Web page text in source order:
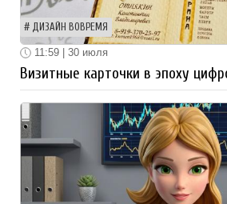
ДИЗАЙН ВОВРЕМЯ
11:59 | 30 июля
Визитные карточки в эпоху